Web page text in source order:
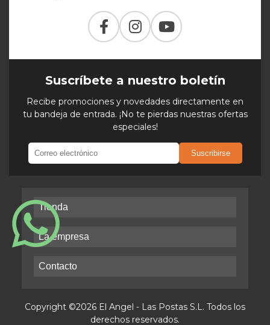
Suscríbete a nuestro boletín
Recibe promociones y novedades directamente en
tu bandeja de entrada. ¡No te pierdas nuestras ofertas
especiales!
Suscribirse
Tienda
La empresa
Contacto
Copyright ©2026 El Angel - Las Postas S.L. Todos los
derechos reservados.